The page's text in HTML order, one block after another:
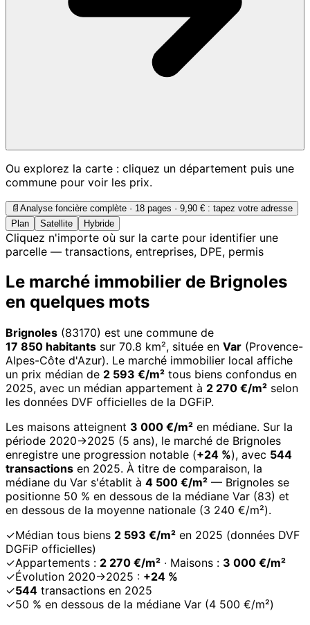
Ou explorez la carte : cliquez un département puis une
commune pour voir les prix.
📄 Analyse foncière complète · 18 pages · 9,90 € : tapez votre adresse
Plan
Satellite Hybride
Cliquez n'importe où sur la carte pour identifier une
parcelle — transactions, entreprises, DPE, permis
Le marché immobilier de Brignoles
en quelques mots
Brignoles (83170) est une commune de
17 850 habitants sur 70.8 km², située en Var (Provence-
Alpes-Côte d'Azur). Le marché immobilier local affiche
un prix médian de 2 593 €/m² tous biens confondus en
2025, avec un médian appartement à 2 270 €/m² selon
les données DVF officielles de la DGFiP.
Les maisons atteignent 3 000 €/m² en médiane. Sur la
période 2020→2025 (5 ans), le marché de Brignoles
enregistre une progression notable (+24 %), avec 544
transactions en 2025. À titre de comparaison, la
médiane du Var s'établit à 4 500 €/m² — Brignoles se
positionne 50 % en dessous de la médiane Var (83) et
en dessous de la moyenne nationale (3 240 €/m²).
✓Médian tous biens 2 593 €/m² en 2025 (données DVF
DGFiP officielles)
✓Appartements : 2 270 €/m² · Maisons : 3 000 €/m²
✓Évolution 2020→2025 : +24 %
✓544 transactions en 2025
✓50 % en dessous de la médiane Var (4 500 €/m²)